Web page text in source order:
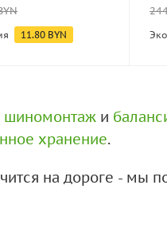
11.80 BYN
шиномонтаж и
хранение.
на дороге - мы